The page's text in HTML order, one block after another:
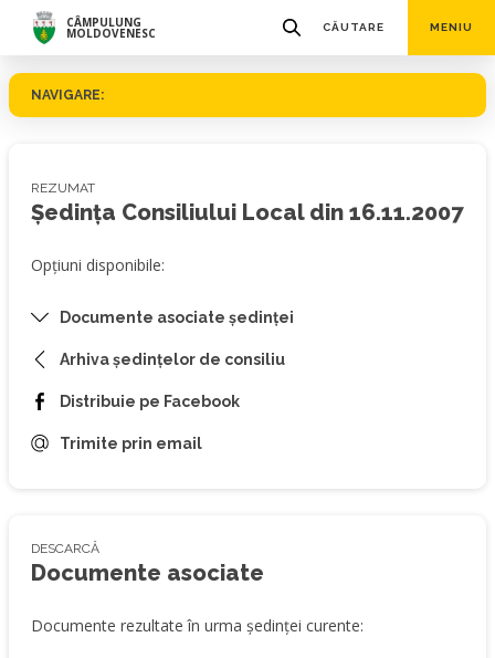
CÂMPULUNG
MOLDOVENESC CĂUTARE MENIU
NAVIGARE:
DESCARCĂ
Documente asociate
Documente rezultate în urma ședinței curente:
REZUMAT
Ședința Consiliului Local din 16.11.2007
Opțiuni disponibile:
Documente asociate ședinței
Arhiva ședințelor de consiliu
Distribuie pe Facebook
Trimite prin email